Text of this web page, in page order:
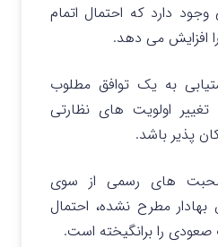
دارد که احتمال اتمام
به یک توافق مطلوب
اولویت های نظارتی
پذیر باشد.
های رسمی از سوی
مطرح نشده، احتمال
صعودی را برانگیخته است.